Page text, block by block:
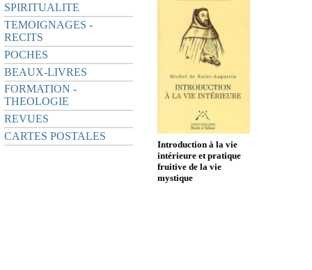
SPIRITUALITE
TEMOIGNAGES -
RECITS
POCHES
BEAUX-LIVRES
FORMATION -
THEOLOGIE
REVUES
CARTES POSTALES
Introduction à la vie
intérieure et pratique
fruitive de la vie
mystique